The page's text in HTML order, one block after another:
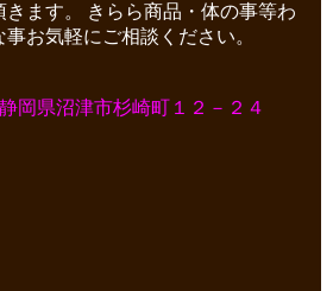
ます。
きらら商品・体の事等わ
お気軽にご相談ください。
岡県沼津市杉崎町１２－２４